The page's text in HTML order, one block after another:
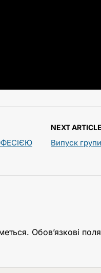
NEXT ARTICLE
Випуск
Обов’язкові